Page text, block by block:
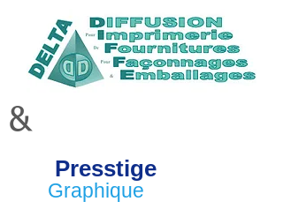
&
Presstige
Graphique